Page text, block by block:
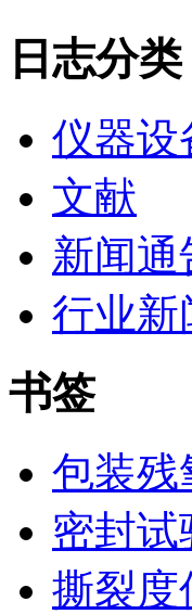
日志分类
仪器设
文献
新闻通
行业新
书签
包装残
密封试
撕裂度